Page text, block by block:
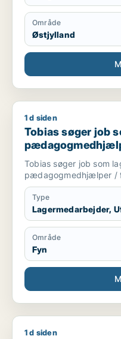
Område
Østjylland
Tobias søger job som
1 d siden
Tobias søger job
medarbejder /
Tobias søger job som
pædagogmedhjælper /
Type
Lagermedarbejder,
Område
Fyn
Jens søger job som
1 d siden